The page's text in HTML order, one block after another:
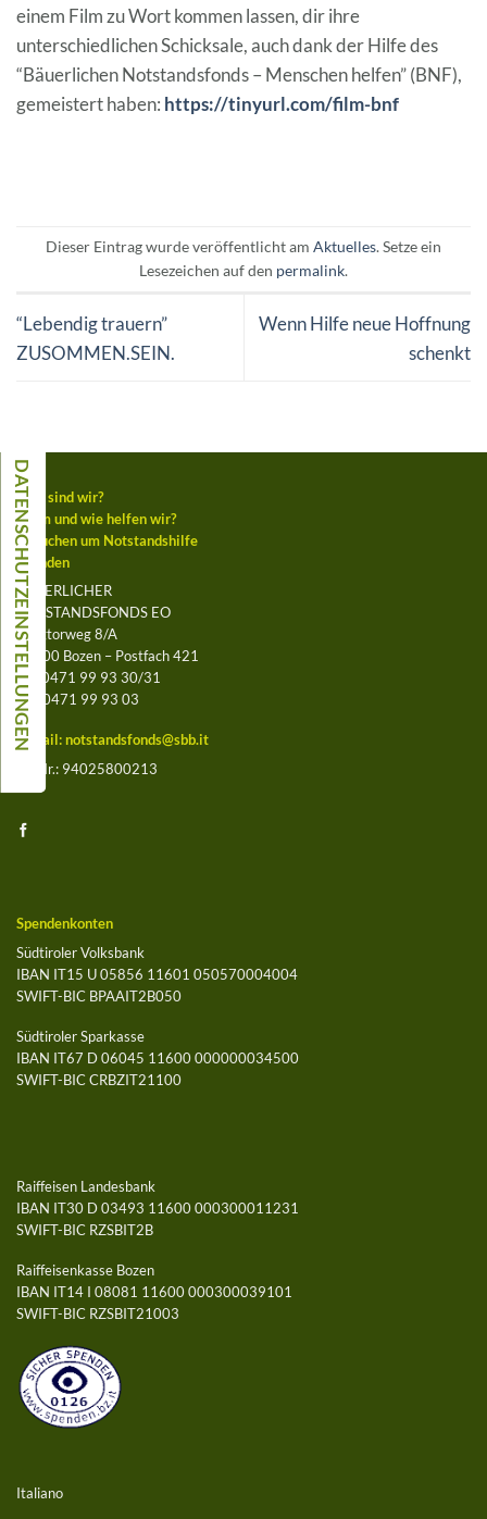
einem Film zu Wort kommen lassen, dir ihre
unterschiedlichen Schicksale, auch dank der Hilfe des
“Bäuerlichen Notstandsfonds – Menschen helfen” (BNF),
gemeistert haben: https://tinyurl.com/film-bnf
Dieser Eintrag wurde veröffentlicht am Aktuelles. Setze ein
Lesezeichen auf den permalink.
“Lebendig trauern”
ZUSOMMEN.SEIN.
Wenn Hilfe neue Hoffnung
schenkt
Wer sind wir?
Wem und wie helfen wir?
Ansuchen um Notstandshilfe
Spenden
BÄUERLICHER
NOTSTANDSFONDS EO
Leegtorweg 8/A
39100 Bozen – Postfach 421
Tel. 0471 99 93 30/31
Fax 0471 99 93 03
E-Mail: notstandsfonds@sbb.it
St.-Nr.: 94025800213
Spendenkonten
Südtiroler Volksbank
IBAN IT15 U 05856 11601 050570004004
SWIFT-BIC BPAAIT2B050
Südtiroler Sparkasse
IBAN IT67 D 06045 11600 000000034500
SWIFT-BIC CRBZIT21100
Raiffeisen Landesbank
IBAN IT30 D 03493 11600 000300011231
SWIFT-BIC RZSBIT2B
Raiffeisenkasse Bozen
IBAN IT14 I 08081 11600 000300039101
SWIFT-BIC RZSBIT21003
Italiano